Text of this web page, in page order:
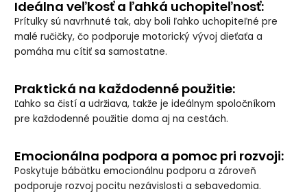
Ideálna veľkosť a ľahká uchopiteľnosť:
Prítulky sú navrhnuté tak, aby boli ľahko uchopiteľné pre
malé ručičky, čo podporuje motorický vývoj dieťaťa a
pomáha mu cítiť sa samostatne.
Praktická na každodenné použitie:
Ľahko sa čistí a udržiava, takže je ideálnym spoločníkom
pre každodenné použitie doma aj na cestách.
Emocionálna podpora a pomoc pri rozvoji:
Poskytuje bábätku emocionálnu podporu a zároveň
podporuje rozvoj pocitu nezávislosti a sebavedomia.